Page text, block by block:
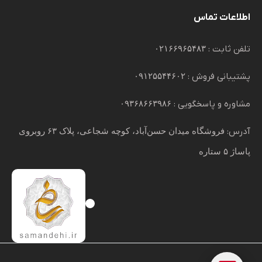
اطلاعات تماس
تلفن ثابت : ۰۲۱۶۶۹۶۵۴۸۳
پشتیبانی فروش : ۰۹۱۲۵۵۴۴۶۰۲
مشاوره و پاسخگویی : ۰۹۳۶۸۶۶۳۹۸۶
آدرس: فروشگاه میدان حسن‌آباد، کوچه شجاعی، پلاک ۶۳ روبروی
پاساژ ۵ ستاره